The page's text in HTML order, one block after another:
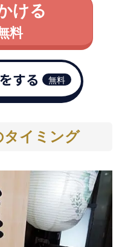
ける
料
する 無料
タイミング